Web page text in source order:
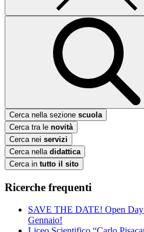
Cerca nella sezione scuola
Cerca tra le novità
Cerca nei servizi
Cerca nella didattica
Cerca in tutto il sito
Ricerche frequenti
SAVE THE DATE! Open Day
Gennaio!